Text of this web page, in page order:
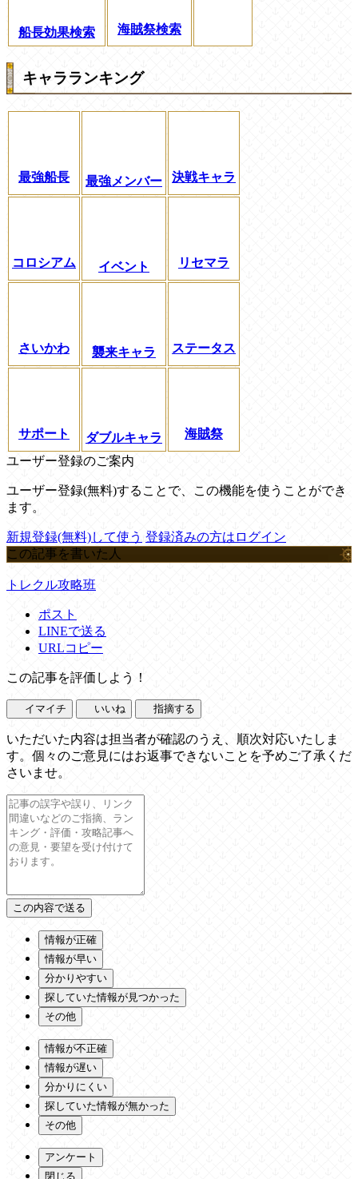
船長効果検索 海賊祭検索
キャラランキング
最強船長 最強メンバー 決戦キャラ
コロシアム イベント リセマラ
さいかわ 襲来キャラ ステータス
サポート ダブルキャラ
海賊祭
ユーザー登録のご案内
ユーザー登録(無料)することで、この機能を使うことができ
ます。
新規登録(無料)して使う 登録済みの方はログイン
この記事を書いた人
トレクル攻略班
ポスト
LINEで送る
URLコピー
この記事を評価しよう！
イマイチ いいね 指摘する
いただいた内容は担当者が確認のうえ、順次対応いたしま
す。個々のご意見にはお返事できないことを予めご了承くだ
さいませ。
情報が正確
情報が早い
分かりやすい
探していた情報が見つかった
その他
情報が不正確
情報が遅い
分かりにくい
探していた情報が無かった
その他
アンケート
閉じる